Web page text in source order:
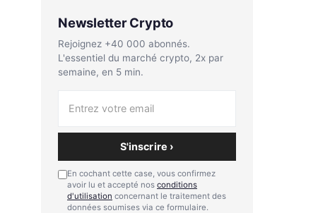
Newsletter Crypto
Rejoignez +40 000 abonnés.
L'essentiel du marché crypto, 2x par
semaine, en 5 min.
S'inscrire ›
En cochant cette case, vous confirmez
avoir lu et accepté nos conditions
d'utilisation concernant le traitement des
données soumises via ce formulaire.